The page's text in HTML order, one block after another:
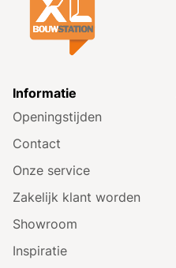
Informatie
Openingstijden
Contact
Onze service
Zakelijk klant worden
Showroom
Inspiratie